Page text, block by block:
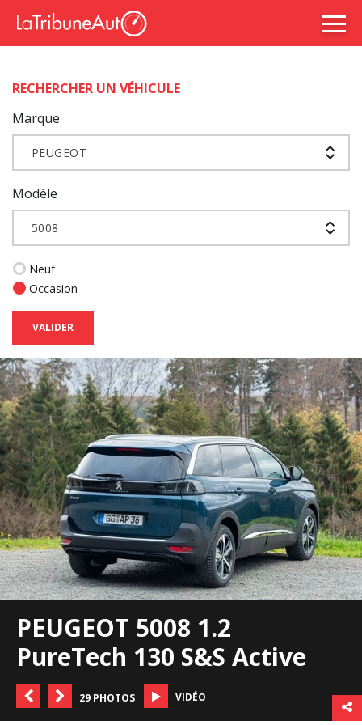
RECHERCHER UN VÉHICULE
Marque
PEUGEOT
Modèle
5008
Neuf
Occasion
VALIDER
PEUGEOT 5008 1.2
PureTech 130 S&S Active
29 PHOTOS VIDÉO